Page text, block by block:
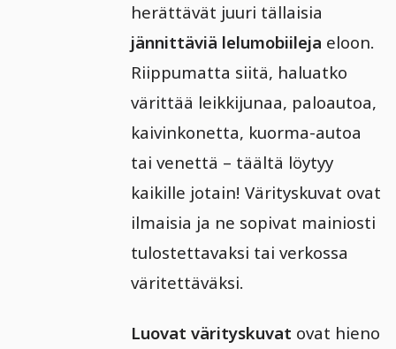
herättävät juuri tällaisia
jännittäviä lelumobiileja eloon.
Riippumatta siitä, haluatko
värittää leikkijunaa, paloautoa,
kaivinkonetta, kuorma-autoa
tai venettä – täältä löytyy
kaikille jotain! Värityskuvat ovat
ilmaisia ja ne sopivat mainiosti
tulostettavaksi tai verkossa
väritettäväksi.
Luovat värityskuvat ovat hieno